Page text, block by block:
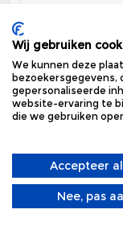
vrijdag 18
Wij gebruiken
We kunnen deze
bezoekersgegevens,
gepersonaliseerde
website-ervaring te
die we gebruiken
Accepteer
Nee, pas